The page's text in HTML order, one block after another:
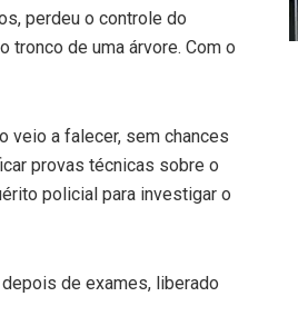
perdeu o controle do
tronco de uma árvore. Com o
veio a falecer, sem chances
provas técnicas sobre o
policial para investigar o
de exames, liberado